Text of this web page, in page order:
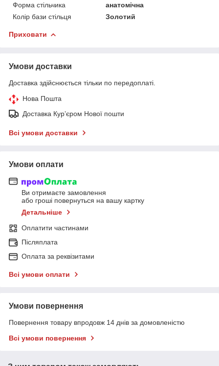
Форма стільчика
анатомічна
Колір бази стільця
Золотий
Приховати
Умови доставки
Доставка здійснюється тільки по передоплаті.
Нова Пошта
Доставка Курʼєром Нової пошти
Всі умови доставки
Умови оплати
Ви отримаєте замовлення
або гроші повернуться на вашу картку
Детальніше
Оплатити частинами
Післяплата
Оплата за реквізитами
Всі умови оплати
Умови повернення
Повернення товару впродовж 14 днів за домовленістю
Всі умови повернення